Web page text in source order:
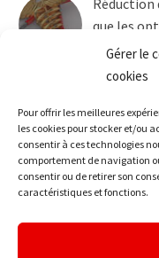
Gérer le
cookies
Pour offrir les meilleures
les cookies pour stocker et/ou
consentir à ces technologies
comportement de navigation
consentir ou de retirer son
caractéristiques et fonctions.
Réduction
que les
2 mai 2022
décembre
2 février